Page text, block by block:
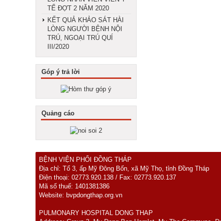
TẾ ĐỢT 2 NĂM 2020
KẾT QUẢ KHẢO SÁT HÀI
LÒNG NGƯỜI BỆNH NỘI
TRÚ, NGOẠI TRÚ QUÍ
III/2020
Góp ý trả lời
Quảng cáo
BỆNH VIỆN PHỔI ĐỒNG THÁP
Địa chỉ: Tổ 3, ấp Mỹ Đông Bốn, xã Mỹ Thọ, tỉnh Đồng Tháp
Điện thoại: 02773.920.138 / Fax: 02773.920.137
Mã số thuế: 1401381386
Website: bvpdongthap.org.vn
PULMONARY HOSPITAL DONG THAP